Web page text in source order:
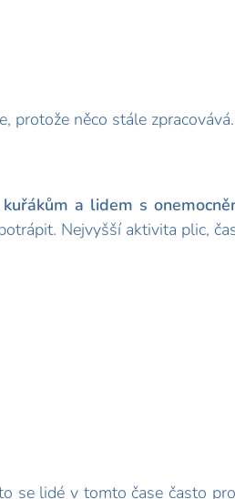
protože něco stále zpracovává.
a lidem s
Nejvyšší aktivita plic,
se lidé v tomto čase často